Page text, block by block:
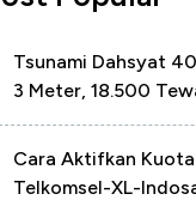
Tsunami Dahsyat
3 Meter, 18.500
Cara Aktifkan
Telkomsel-XL-